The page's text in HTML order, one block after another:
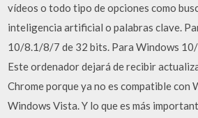
vídeos o todo tipo de opciones como
inteligencia artificial o palabras clave.
10/8.1/8/7 de 32 bits. Para Windows
Este ordenador dejará de recibir
Chrome porque ya no es compatible con
Windows Vista. Y lo que es más